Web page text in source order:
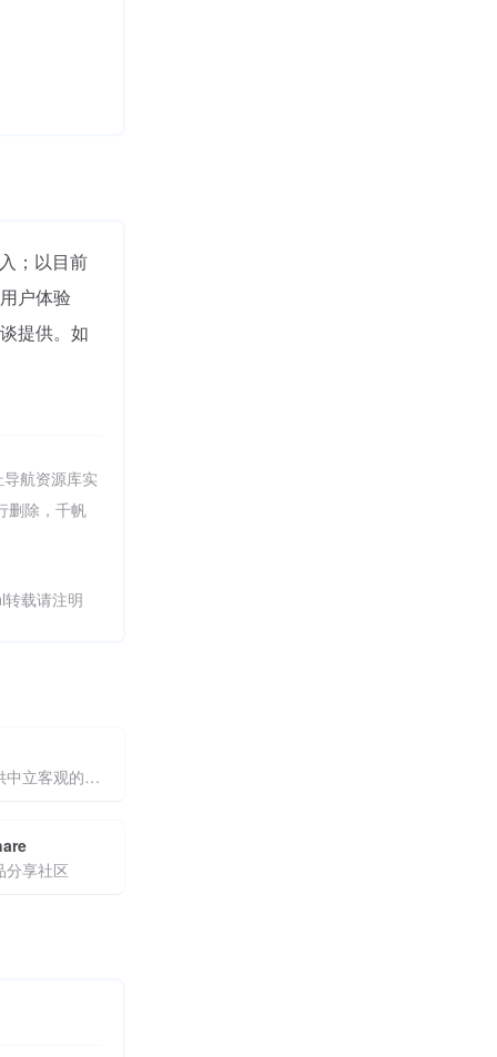
；以目前
户体验
提供。如
航资源库实
删除，千帆
载请注明
为企业提供中立客观的软件选型推荐
分享社区